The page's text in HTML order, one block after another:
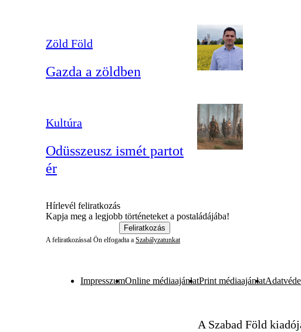
Zöld Föld
Gazda a zöldben
Kultúra
Odüsszeusz ismét partot
ér
Hírlevél feliratkozás
Kapja meg a legjobb történeteket a postaládájába!
Feliratkozás
A feliratkozással Ön elfogadta a Szabályzatunkat
ImpresszumOnline médiaajánlatPrint médiaajánlat
A Szabad Föld